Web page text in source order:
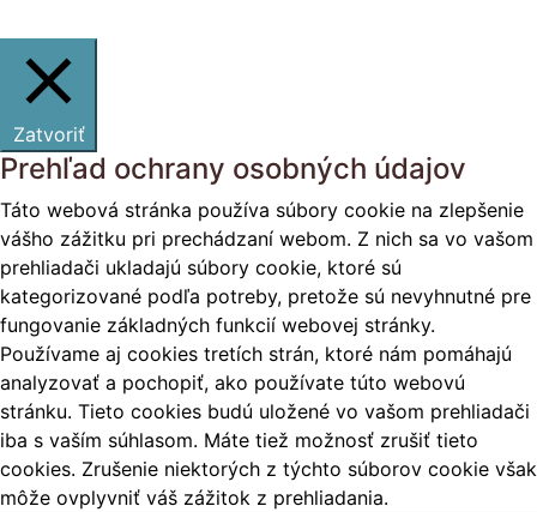
Zatvoriť
Prehľad ochrany osobných údajov
Táto webová stránka používa súbory cookie na zlepšenie
vášho zážitku pri prechádzaní webom. Z nich sa vo vašom
prehliadači ukladajú súbory cookie, ktoré sú
kategorizované podľa potreby, pretože sú nevyhnutné pre
fungovanie základných funkcií webovej stránky.
Používame aj cookies tretích strán, ktoré nám pomáhajú
analyzovať a pochopiť, ako používate túto webovú
stránku. Tieto cookies budú uložené vo vašom prehliadači
iba s vaším súhlasom. Máte tiež možnosť zrušiť tieto
cookies. Zrušenie niektorých z týchto súborov cookie však
môže ovplyvniť váš zážitok z prehliadania.